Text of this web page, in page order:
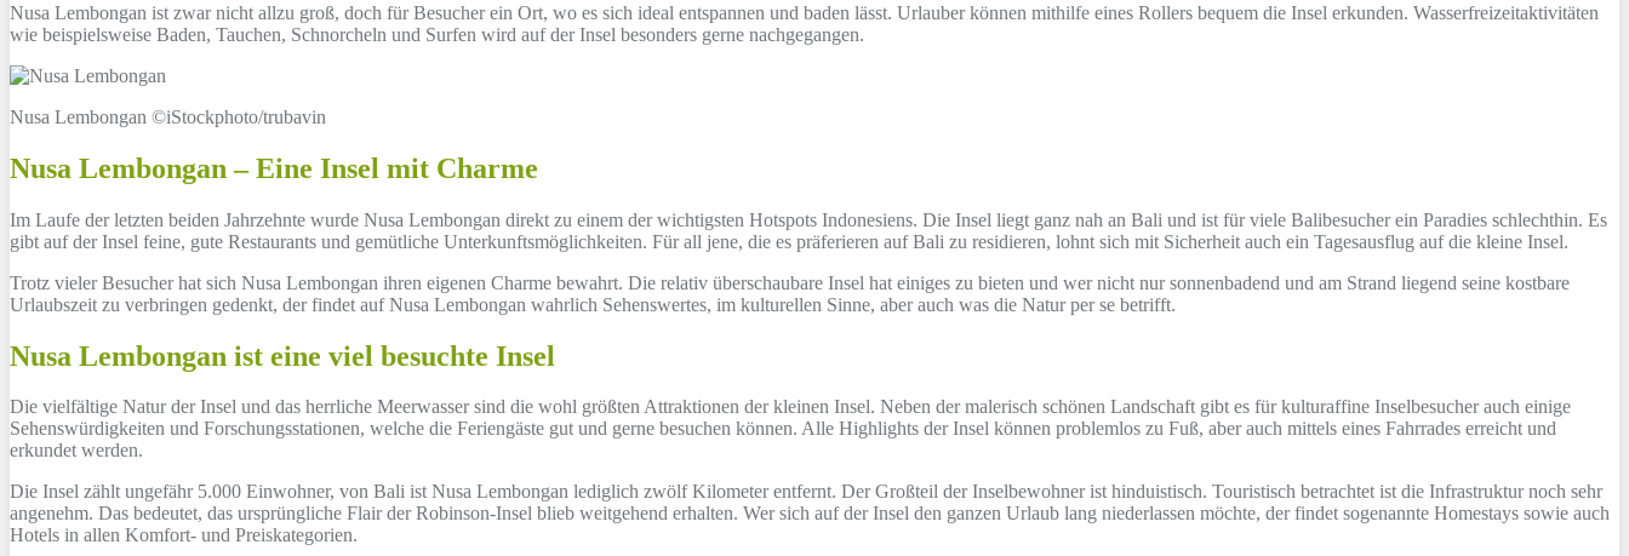
Nusa Lembongan ist zwar nicht allzu groß, doch für Besucher ein Ort, wo es sich ideal entspannen und baden lässt. Urlauber können mithilfe eines Rollers bequem die Insel erkunden. Wasserfreizeitaktivitäten
wie beispielsweise Baden, Tauchen, Schnorcheln und Surfen wird auf der Insel besonders gerne nachgegangen.
Nusa Lembongan ©iStockphoto/trubavin
Nusa Lembongan – Eine Insel mit Charme
Im Laufe der letzten beiden Jahrzehnte wurde Nusa Lembongan direkt zu einem der wichtigsten Hotspots Indonesiens. Die Insel liegt ganz nah an Bali und ist für viele Balibesucher ein Paradies schlechthin. Es
gibt auf der Insel feine, gute Restaurants und gemütliche Unterkunftsmöglichkeiten. Für all jene, die es präferieren auf Bali zu residieren, lohnt sich mit Sicherheit auch ein Tagesausflug auf die kleine Insel.
Trotz vieler Besucher hat sich Nusa Lembongan ihren eigenen Charme bewahrt. Die relativ überschaubare Insel hat einiges zu bieten und wer nicht nur sonnenbadend und am Strand liegend seine kostbare
Urlaubszeit zu verbringen gedenkt, der findet auf Nusa Lembongan wahrlich Sehenswertes, im kulturellen Sinne, aber auch was die Natur per se betrifft.
Nusa Lembongan ist eine viel besuchte Insel
Die vielfältige Natur der Insel und das herrliche Meerwasser sind die wohl größten Attraktionen der kleinen Insel. Neben der malerisch schönen Landschaft gibt es für kulturaffine Inselbesucher auch einige
Sehenswürdigkeiten und Forschungsstationen, welche die Feriengäste gut und gerne besuchen können. Alle Highlights der Insel können problemlos zu Fuß, aber auch mittels eines Fahrrades erreicht und
erkundet werden.
Die Insel zählt ungefähr 5.000 Einwohner, von Bali ist Nusa Lembongan lediglich zwölf Kilometer entfernt. Der Großteil der Inselbewohner ist hinduistisch. Touristisch betrachtet ist die Infrastruktur noch sehr
angenehm. Das bedeutet, das ursprüngliche Flair der Robinson-Insel blieb weitgehend erhalten. Wer sich auf der Insel den ganzen Urlaub lang niederlassen möchte, der findet sogenannte Homestays sowie auch
Hotels in allen Komfort- und Preiskategorien.